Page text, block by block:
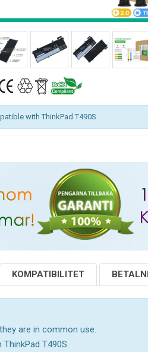
with ThinkPad T490S.
KOMPATIBILITET
are in common use.
T490S.